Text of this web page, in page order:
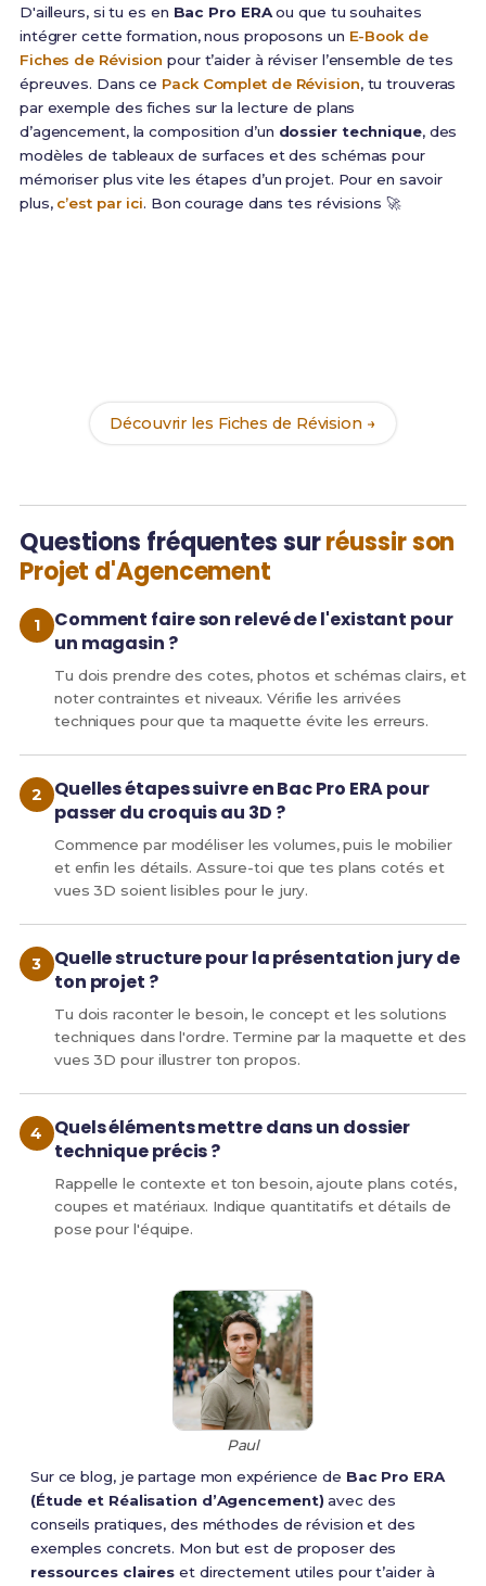
D'ailleurs, si tu es en Bac Pro ERAou que tu souhaites
intégrer cette formation, nous proposons un E-Book de
Fiches de Révision pour t’aider à réviser l’ensemble de tes
épreuves. Dans ce Pack Complet de Révision, tu trouveras
par exemple des fiches sur la lecture de plans
d’agencement, la composition d’un dossier technique, des
modèles de tableaux de surfaces et des schémas pour
mémoriser plus vite les étapes d’un projet. Pour en savoir
plus, c’est par ici. Bon courage dans tes révisions 🚀
Découvrir les Fiches de Révision →
Questions fréquentes surréussir son
Projet d'Agencement
Comment faire son relevé de l'existant pour
un magasin ?
Tu dois prendre des cotes, photos et schémas clairs, et
noter contraintes et niveaux. Vérifie les arrivées
techniques pour que ta maquette évite les erreurs.
Quelles étapes suivre en Bac Pro ERA pour
passer du croquis au 3D ?
Commence par modéliser les volumes, puis le mobilier
et enfin les détails. Assure-toi que tes plans cotés et
vues 3D soient lisibles pour le jury.
Quelle structure pour la présentation jury de
ton projet ?
Tu dois raconter le besoin, le concept et les solutions
techniques dans l'ordre. Termine par la maquette et des
vues 3D pour illustrer ton propos.
Quels éléments mettre dans un dossier
technique précis ?
Rappelle le contexte et ton besoin, ajoute plans cotés,
coupes et matériaux. Indique quantitatifs et détails de
pose pour l'équipe.
Paul
Sur ce blog, je partage mon expérience de Bac Pro ERA
(Étude et Réalisation d’Agencement) avec des
conseils pratiques, des méthodes de révision et des
exemples concrets. Mon but est de proposer des
ressources claires et directement utiles pour t’aider à